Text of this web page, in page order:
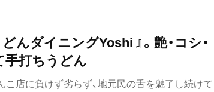
んダイニングYoshi 』。艶・コシ・
手打ちうどん
こ店に負けず劣らず、地元民の舌を魅了し続けて